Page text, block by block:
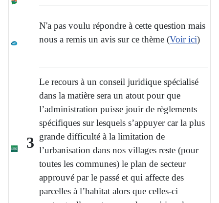
N'a pas voulu répondre à cette question mais
nous a remis un avis sur ce thème (Voir ici)
3
Le recours à un conseil juridique spécialisé
dans la matière sera un atout pour que
l’administration puisse jouir de règlements
spécifiques sur lesquels s’appuyer car la plus
grande difficulté à la limitation de
l’urbanisation dans nos villages reste (pour
toutes les communes) le plan de secteur
approuvé par le passé et qui affecte des
parcelles à l’habitat alors que celles-ci